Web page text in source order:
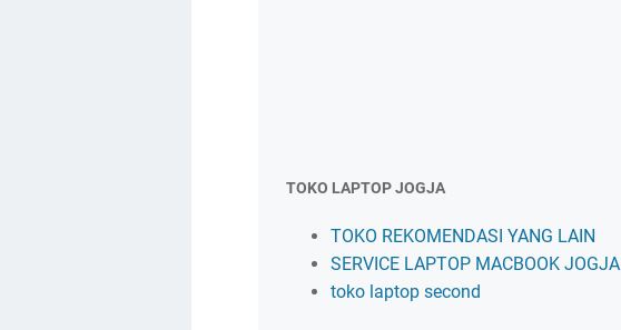
TOKO LAPTOP JOGJA
TOKO REKOMENDASI YANG LAIN
SERVICE LAPTOP MACBOOK JOGJA
toko laptop second